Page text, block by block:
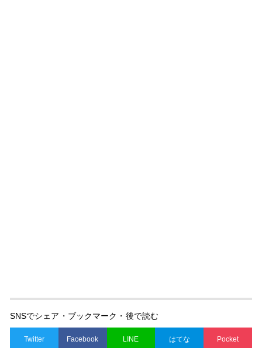
SNSでシェア・ブックマーク・後で読む
Twitter Facebook LINE はてな Pocket